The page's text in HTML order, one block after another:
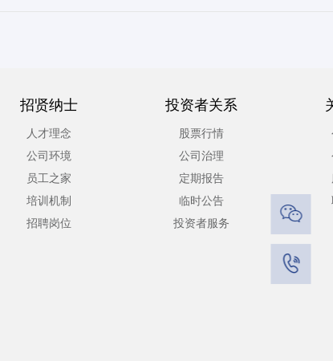


招贤纳士
人才理念
公司环境
员工之家
培训机制
招聘岗位
投资者关系
股票行情
公司治理
定期报告
临时公告
投资者服务